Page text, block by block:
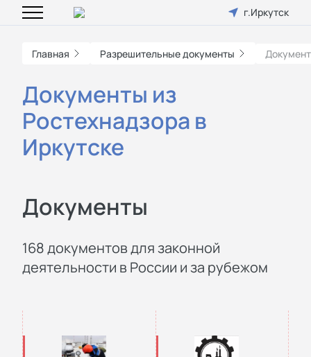
г.Иркутск
Главная Разрешительные документы
Документы из
Ростехнадзора в
Иркутске
Документы
168 документов для законной
деятельности в России и за рубежом